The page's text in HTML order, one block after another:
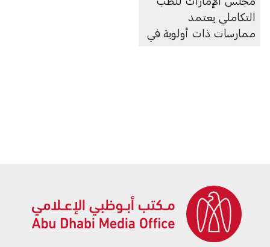
التكاملي يعتمد
ممارسات ذات أولوية في